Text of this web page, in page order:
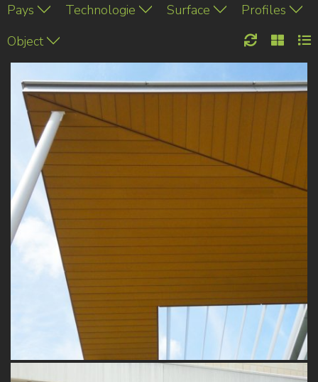
Pays
Technologie Surface
Profiles
Object